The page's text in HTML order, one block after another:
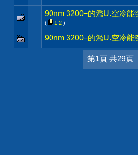
90nm 3200+的濫U.空冷能
( 1 2 )
90nm 3200+的濫U.空冷能
第1頁 共29頁